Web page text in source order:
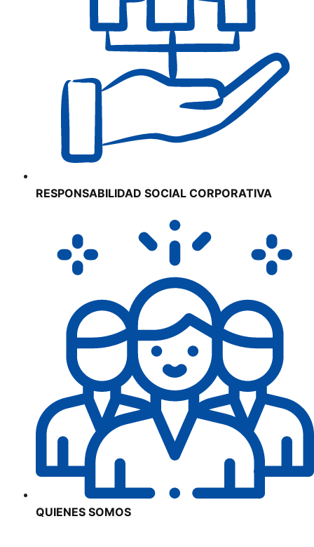
RESPONSABILIDAD SOCIAL CORPORATIVA
QUIENES SOMOS